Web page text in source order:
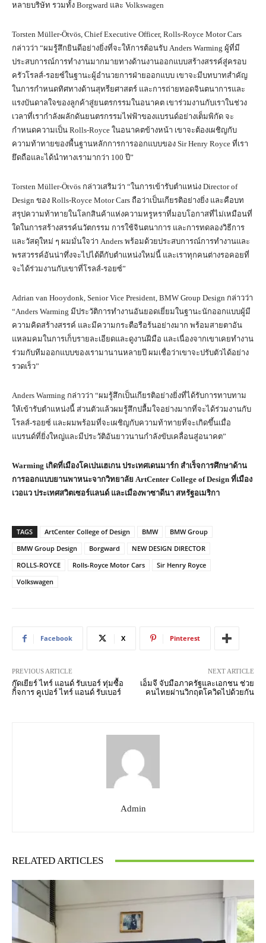
หลายบริษัท รวมทั้ง Borgward และ Volkswagen
Torsten Müller-Ötvös, Chief Executive Officer, Rolls-Royce Motor Cars
กล่าวว่า “ผมรู้สึกยินดีอย่างยิ่งที่จะให้การต้อนรับ Anders Warming ผู้ที่มี
ประสบการณ์การทำงานมากมายทางด้านงานออกแบบสร้างสรรค์สู่ครอบ
ครัวโรลส์-รอยซ์ในฐานะผู้อำนวยการฝ่ายออกแบบ เขาจะมีบทบาทสำคัญ
ในการกำหนดทิศทางด้านสุทรียศาสตร์ และการถ่ายทอดจินตนาการและ
แรงบันดาลใจของลูกค้าสู่ยนตรกรรมในอนาคต เขาร่วมงานกับเราในช่วง
เวลาที่เรากำลังผลักดันยนตรกรรมไฟฟ้าของแบรนด์อย่างเต็มพิกัด จะ
กำหนดความเป็น Rolls-Royce ในอนาคตข้างหน้า เขาจะต้องเผชิญกับ
ความท้าทายของพื้นฐานหลักการการออกแบบของ Sir Henry Royce ที่เรา
ยึดถือและได้นำทางเรามากว่า 100 ปี”
Torsten Müller-Ötvös กล่าวเสริมว่า “ในการเข้ารับตำแหน่ง Director of
Design ของ Rolls-Royce Motor Cars ถือว่าเป็นเกียรติอย่างยิ่ง และคือบท
สรุปความท้าทายในโลกสินค้าแห่งความหรูหราที่มอบโอกาสที่ไม่เหมือนที่
ใดในการสร้างสรรค์นวัตกรรม การใช้จินตนาการ และการทดลองวิธีการ
และวัสดุใหม่ ๆ ผมมั่นใจว่า Anders พร้อมด้วยประสบการณ์การทำงานและ
พรสวรรค์อันน่าทึ่งจะไปได้ดีกับตำแหน่งใหม่นี้ และเราทุกคนต่างรอคอยที่
จะได้ร่วมงานกับเขาที่โรลส์-รอยซ์”
Adrian van Hooydonk, Senior Vice President, BMW Group Design กล่าวว่า
“Anders Warming มีประวัติการทำงานอันยอดเยี่ยมในฐานะนักออกแบบผู้มี
ความคิดสร้างสรรค์ และมีความกระตือรือร้นอย่างมาก พร้อมสายตาอัน
แหลมคมในการเก็บรายละเอียดและดูงานฝีมือ และเนื่องจากเขาเคยทำงาน
ร่วมกับทีมออกแบบของเรามานานหลายปี ผมเชื่อว่าเขาจะปรับตัวได้อย่าง
รวดเร็ว”
Anders Warming กล่าวว่า “ผมรู้สึกเป็นเกียรติอย่างยิ่งที่ได้รับการทาบทาม
ให้เข้ารับตำแหน่งนี้ ส่วนตัวแล้วผมรู้สึกปลื้มใจอย่างมากที่จะได้ร่วมงานกับ
โรลส์-รอยซ์ และผมพร้อมที่จะเผชิญกับความท้าทายที่จะเกิดขึ้นเมื่อ
แบรนด์ที่ยิ่งใหญ่และมีประวัติอันยาวนานกำลังขับเคลื่อนสู่อนาคต”
Warming เกิดที่เมืองโคเปนเฮเกน ประเทศเดนมาร์ก สำเร็จการศึกษาด้าน
การออกแบบยานพาหนะจากวิทยาลัย ArtCenter College of Design ที่เมือง
เวอแว ประเทศสวิตเซอร์แลนด์ และเมืองพาซาดีนา สหรัฐอเมริกา
TAGS ArtCenter College of Design BMW
BMW Group
BMW Group Design
Borgward
NEW DESIGN DIRECTOR
ROLLS-ROYCE
Rolls-Royce Motor Cars
Sir Henry Royce
Volkswagen
Facebook X Pinterest
PREVIOUS ARTICLE
กู๊ดเยียร์ ไทร์ แอนด์ รับเบอร์ ทุ่มซื้อ
กิจการ คูเปอร์ ไทร์ แอนด์ รับเบอร์
NEXT ARTICLE
เอ็มจี จับมือภาครัฐและเอกชน ช่วย
คนไทยผ่านวิกฤตโควิดไปด้วยกัน
Admin
RELATED ARTICLES